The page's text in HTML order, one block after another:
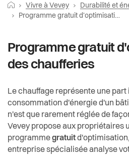
Prestations
Vivre à Vevey
Culture
Durabilité et énergie
Durabilité et énergie
Charte des jardins
Chemins de fraîcheur
Comprendre le climat
Plan climat
Economie et tourisme
Enfance et écoles
Administration
Vie politique
Actualités
Pilier public
d'Ariane
Retourner vers la page d'accueil
Vivre à Vevey
Durabilité et
Page actuelle:
Programme gratuit d'optimisation des chaufferies
Programme gratuit
des chaufferies
Le chauffage représente une
consommation d'énergie d'un
n'est que rarement réglée de
Vevey propose aux propriétaires
programmegratuit
entreprise spécialisée analyse